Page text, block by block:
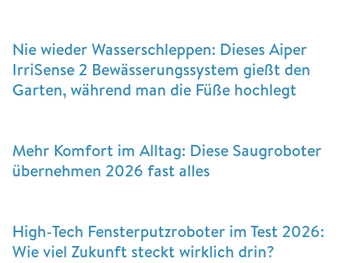
Nie wieder Wasserschleppen: Dieses Aiper
IrriSense 2 Bewässerungssystem gießt den
Garten, während man die Füße hochlegt
Mehr Komfort im Alltag: Diese Saugroboter
übernehmen 2026 fast alles
High-Tech Fensterputzroboter im Test 2026:
Wie viel Zukunft steckt wirklich drin?